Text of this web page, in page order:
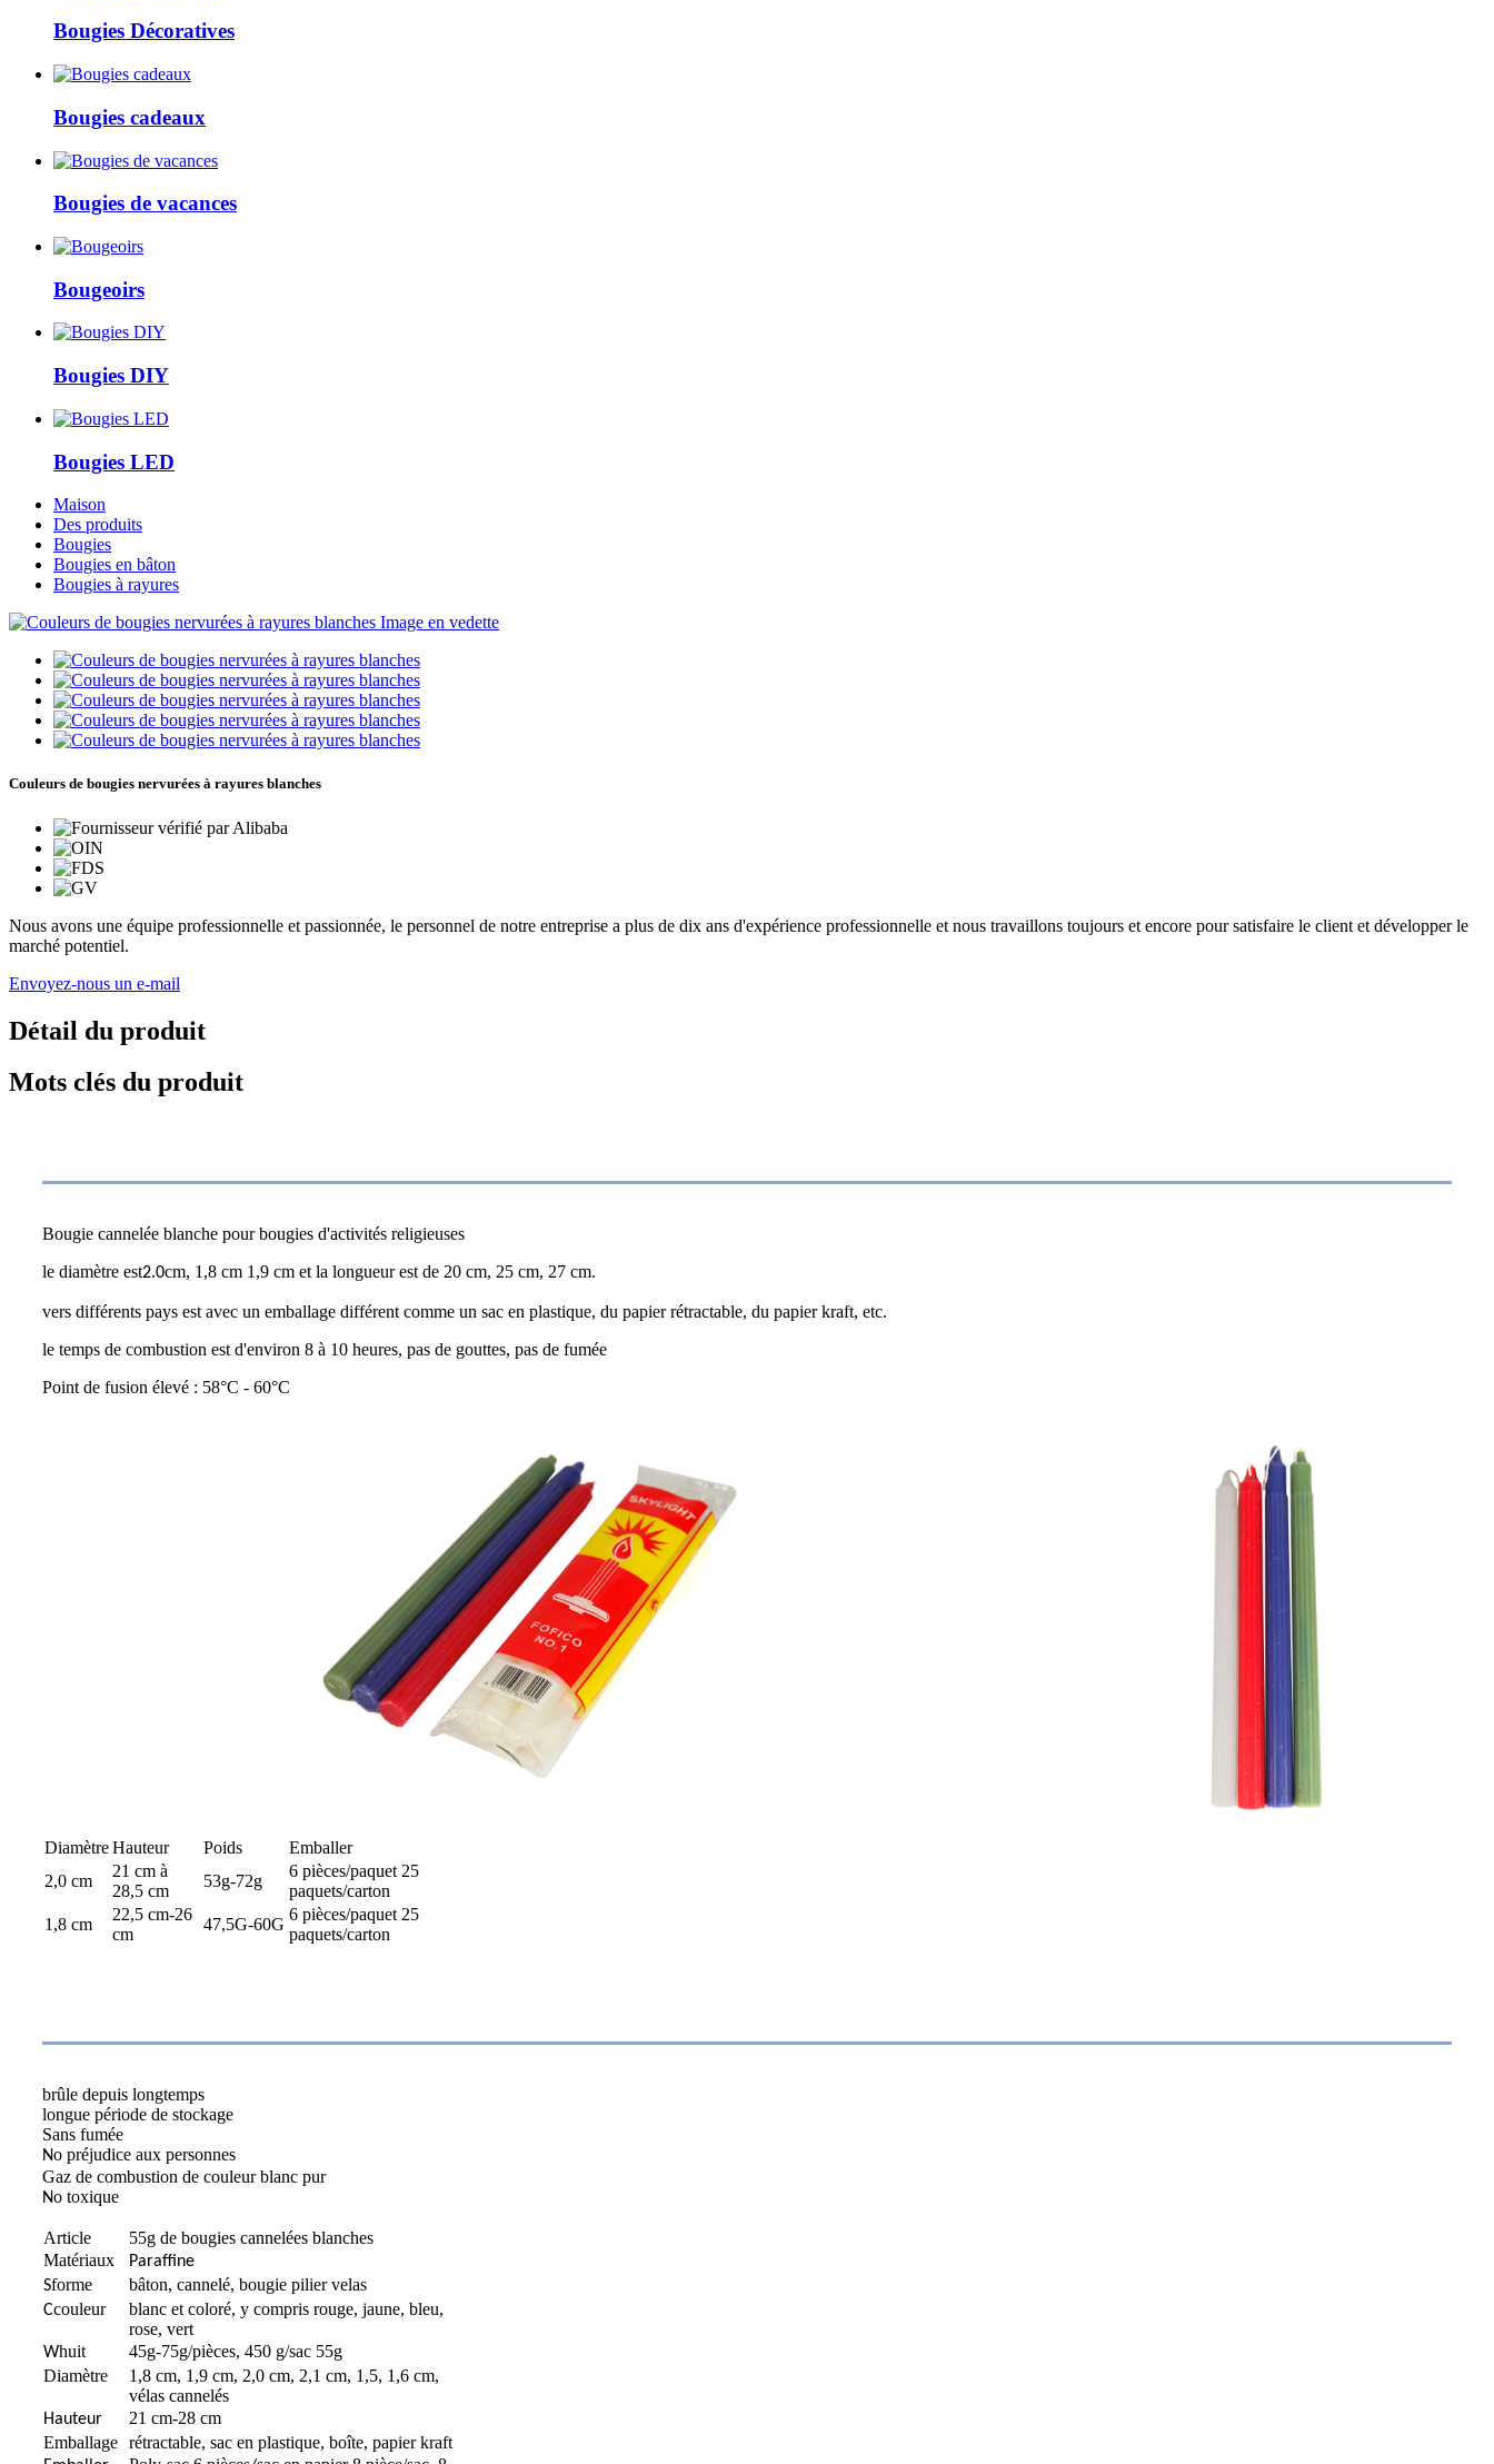
Bougies Décoratives
Bougies cadeaux
Bougies de vacances
Bougeoirs
Bougies DIY
Bougies LED
Maison
Des produits
Bougies
Bougies en bâton
Bougies à rayures
Couleurs de bougies nervurées à rayures blanches
Nous avons une équipe professionnelle et passionnée, le personnel de notre entreprise a plus de dix ans d'expérience professionnelle et nous travaillons toujours et encore pour satisfaire le client et développer le
marché potentiel.
Envoyez-nous un e-mail
Détail du produit
Mots clés du produit
Bougie cannelée blanche pour bougies d'activités religieuses
le diamètre est2.0cm, 1,8 cm 1,9 cm et la longueur est de 20 cm, 25 cm, 27 cm.
vers différents pays est avec un emballage différent comme un sac en plastique, du papier rétractable, du papier kraft, etc.
le temps de combustion est d'environ 8 à 10 heures, pas de gouttes, pas de fumée
Point de fusion élevé : 58°C - 60°C
DiamètreHauteur Poids
Emballer
2,0 cm
21 cm à
28,5 cm
53g-72g
6 pièces/paquet 25
paquets/carton
1,8 cm
22,5 cm-26
cm
47,5G-60G
6 pièces/paquet 25
paquets/carton
brûle depuis longtemps
longue période de stockage
Sans fumée
No préjudice aux personnes
Gaz de combustion de couleur blanc pur
No toxique
Article
55g de bougies cannelées blanches
Matériaux
Paraffine
Sforme bâton, cannelé, bougie pilier velas
Ccouleur
blanc et coloré, y compris rouge, jaune, bleu,
rose, vert
Whuit
45g-75g/pièces, 450 g/sac 55g
Diamètre
1,8 cm, 1,9 cm, 2,0 cm, 2,1 cm, 1,5, 1,6 cm,
vélas cannelés
Hauteur
21 cm-28 cm
Emballage rétractable, sac en plastique, boîte, papier kraft